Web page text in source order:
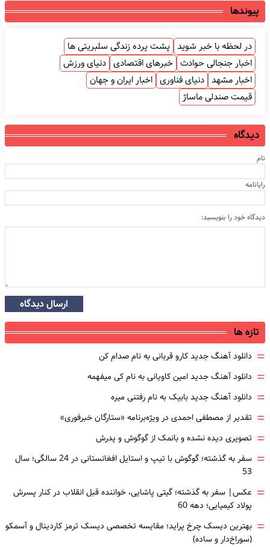
پیوندها
در لحظه با خبر شوید پشت پرده زندگی سلبریتی ها
اخبار جنجالی حوادث خبرهای اقتصادی دنیای ورزش
اخبار مشهد دنیای فناوری اخبار ایران و جهان
قیمت صندلی ماساژ
دیدگاه
نام
رایانامه
دیدگاه خود را بنویسید:
ارسال دیدگاه
تازه ها
= دانلود آهنگ جدید کارو قربانی به نام صدام کن
= دانلود آهنگ جدید امین کاویانی به نام کی میفهمه
= دانلود آهنگ جدید بابیک به نام رفتنی میره
= تقدیر از مصطفی احمدی در ویژه‌برنامه «ستارگان خبرفوری»
= تصویری دیده نشده و بانمک از گوگوش و پدرش
=
سفر به گذشته؛ گوگوش با تیپ و استایل افغانستانی در 24 سالگی؛ سال
53
= عکس| سفر به گذشته؛ گیتی پاشایی، خواننده قبل انقلاب در کنار پسرش
پولاد کیمیایی؛ دهه 60
= بهترین دیسک چرخ پراید؛ مقایسه تخصصی دیسک ترمز کاردینال و آسمکو
(سوراخ‌دار و ساده)